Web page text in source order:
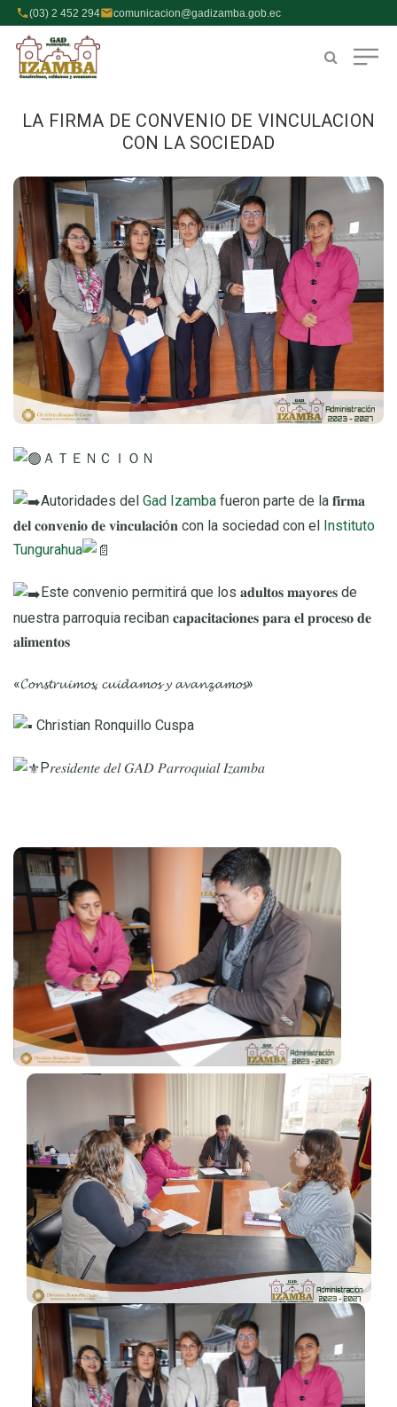
(03) 2 452 294 comunicacion@gadizamba.gob.ec
LA FIRMA DE CONVENIO DE VINCULACION
CON LA SOCIEDAD
ＡＴＥＮＣＩＯＮ
Autoridades del Gad Izamba fueron parte de la 𝐟𝐢𝐫𝐦𝐚
𝐝𝐞𝐥 𝐜𝐨𝐧𝐯𝐞𝐧𝐢𝐨 𝐝𝐞 𝐯𝐢𝐧𝐜𝐮𝐥𝐚𝐜𝐢ó𝐧 con la sociedad con el
Instituto
Tungurahua
Este convenio permitirá que los 𝐚𝐝𝐮𝐥𝐭𝐨𝐬 𝐦𝐚𝐲𝐨𝐫𝐞𝐬 de
nuestra parroquia reciban 𝐜𝐚𝐩𝐚𝐜𝐢𝐭𝐚𝐜𝐢𝐨𝐧𝐞𝐬 𝐩𝐚𝐫𝐚 𝐞𝐥 𝐩𝐫𝐨𝐜𝐞𝐬𝐨 𝐝𝐞
𝐚𝐥𝐢𝐦𝐞𝐧𝐭𝐨𝐬
«𝓒𝓸𝓷𝓼𝓽𝓻𝓾𝓲𝓶𝓸𝓼, 𝓬𝓾𝓲𝓭𝓪𝓶𝓸𝓼 𝔂 𝓪𝓿𝓪𝓷𝔃𝓪𝓶𝓸𝓼»
Christian Ronquillo Cuspa
P𝑟𝑒𝑠𝑖𝑑𝑒𝑛𝑡𝑒 𝑑𝑒𝑙 𝐺𝐴𝐷 𝑃𝑎𝑟𝑟𝑜𝑞𝑢𝑖𝑎𝑙 𝐼𝑧𝑎𝑚𝑏𝑎